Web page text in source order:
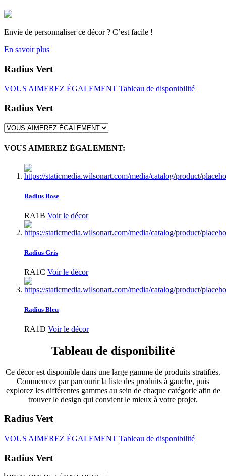
Envie de personnaliser ce décor ? C’est facile !
En savoir plus
Radius Vert
VOUS AIMEREZ ÉGALEMENT Tableau de disponibilité
Radius Vert
VOUS AIMEREZ ÉGALEMENT:
Radius Rose
RA1B Voir le décor
Radius Gris
RA1C Voir le décor
Radius Bleu
RA1D Voir le décor
Tableau de disponibilité
Ce décor est disponible dans une large gamme de produits stratifiés.
Commencez par parcourir la liste des produits à gauche, puis
explorez les différentes gammes au sein de chaque catégorie afin de
trouver le design qui convient le mieux à votre projet.
Radius Vert
VOUS AIMEREZ ÉGALEMENT Tableau de disponibilité
Radius Vert